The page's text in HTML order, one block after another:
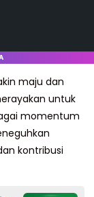
maju dan
untuk
momentum
kontribusi